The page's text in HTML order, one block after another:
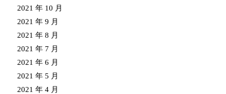
2021 年 10 月
2021 年 9 月
2021 年 8 月
2021 年 7 月
2021 年 6 月
2021 年 5 月
2021 年 4 月